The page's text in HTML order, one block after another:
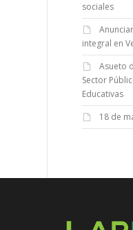
sociales
integral en
Asueto
Sector
Educativas
18 de